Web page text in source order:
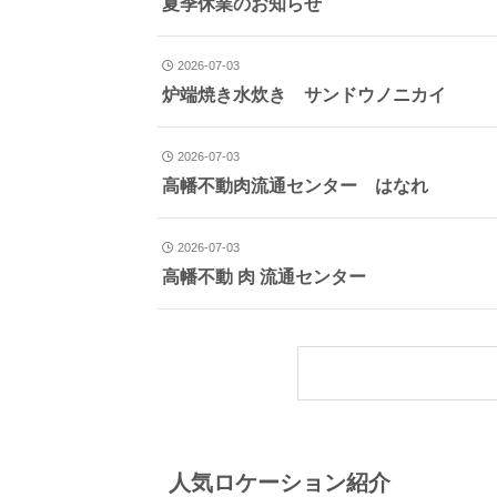
夏季休業のお知らせ
2026-07-03
炉端焼き水炊き サンドウノニカイ
2026-07-03
高幡不動肉流通センター はなれ
2026-07-03
高幡不動 肉 流通センター
人気ロケーション紹介